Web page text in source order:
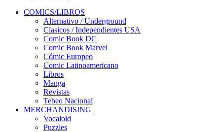
COMICS/LIBROS
Alternativo / Underground
Clasicos / Independientes USA
Comic Book DC
Comic Book Marvel
Cómic Europeo
Comic Latinoamericano
Libros
Manga
Revistas
Tebeo Nacional
MERCHANDISING
Vocaloid
Puzzles